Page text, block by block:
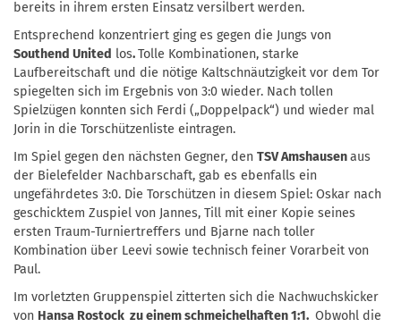
bereits in ihrem ersten Einsatz versilbert werden.
Entsprechend konzentriert ging es gegen die Jungs von
Southend United los.Tolle Kombinationen, starke
Laufbereitschaft und die nötige Kaltschnäutzigkeit vor dem Tor
spiegelten sich im Ergebnis von 3:0 wieder. Nach tollen
Spielzügen konnten sich Ferdi („Doppelpack“) und wieder mal
Jorin in die Torschützenliste eintragen.
Im Spiel gegen den nächsten Gegner, den TSV Amshausenaus
der Bielefelder Nachbarschaft, gab es ebenfalls ein
ungefährdetes 3:0. Die Torschützen in diesem Spiel: Oskar nach
geschicktem Zuspiel von Jannes, Till mit einer Kopie seines
ersten Traum-Turniertreffers und Bjarne nach toller
Kombination über Leevi sowie technisch feiner Vorarbeit von
Paul.
Im vorletzten Gruppenspiel zitterten sich die Nachwuchskicker
von Hansa Rostock zu einem schmeichelhaften 1:1. Obwohl die